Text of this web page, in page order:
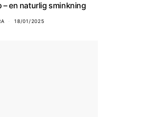
– en naturlig sminkning
18/01/2025